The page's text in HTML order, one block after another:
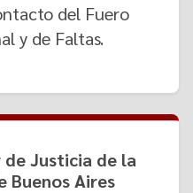
del Fuero
y de Faltas.
Justicia de la
Buenos Aires